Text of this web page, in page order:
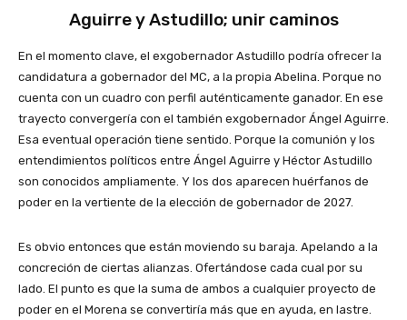
Aguirre y Astudillo; unir caminos
En el momento clave, el exgobernador Astudillo podría ofrecer la
candidatura a gobernador del MC, a la propia Abelina. Porque no
cuenta con un cuadro con perfil auténticamente ganador. En ese
trayecto convergería con el también exgobernador Ángel Aguirre.
Esa eventual operación tiene sentido. Porque la comunión y los
entendimientos políticos entre Ángel Aguirre y Héctor Astudillo
son conocidos ampliamente. Y los dos aparecen huérfanos de
poder en la vertiente de la elección de gobernador de 2027.
Es obvio entonces que están moviendo su baraja. Apelando a la
concreción de ciertas alianzas. Ofertándose cada cual por su
lado. El punto es que la suma de ambos a cualquier proyecto de
poder en el Morena se convertiría más que en ayuda, en lastre.